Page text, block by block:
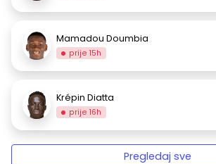
Mamadou Doumbia
prije 15h
Krépin Diatta
prije 16h
Pregledaj sve